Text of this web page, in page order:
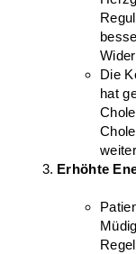
Die
hat
Erhöhte